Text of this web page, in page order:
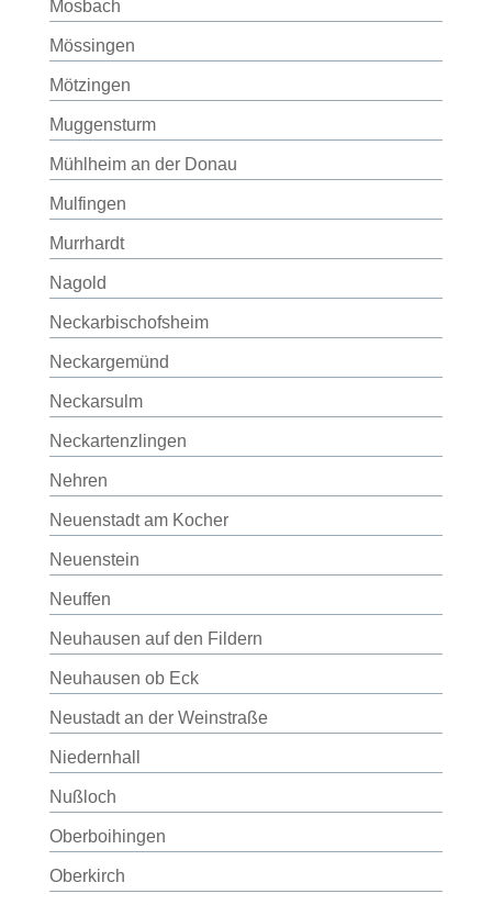
Mosbach
Mössingen
Mötzingen
Muggensturm
Mühlheim an der Donau
Mulfingen
Murrhardt
Nagold
Neckarbischofsheim
Neckargemünd
Neckarsulm
Neckartenzlingen
Nehren
Neuenstadt am Kocher
Neuenstein
Neuffen
Neuhausen auf den Fildern
Neuhausen ob Eck
Neustadt an der Weinstraße
Niedernhall
Nußloch
Oberboihingen
Oberkirch